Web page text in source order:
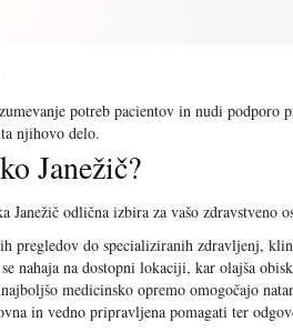
potreb pacientov in nudi
njihovo delo.
Janežič?
Janežič odlična izbira za vašo zdravstveno
pregledov do specializiranih zdravljenj,
nahaja na dostopni lokaciji, kar olajša
medicinsko opremo omogočajo
in vedno pripravljena pomagati ter